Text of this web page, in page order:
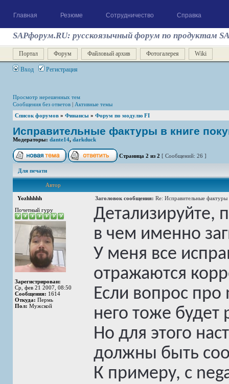
Главная Резюме Сотрудничество Справка
SAPфорум.RU: русскоязычный форум по продуктам
Портал Форум Файловый архив Фотогалерея Wiki
Вход Регистрация
Просмотр нерешенных тем
Сообщения без ответов | Активные темы
Список форумов » Финансы » Форум по модулю FI
Исправительные фактуры в книге
Модераторы: dante14, darkduck
Страница 2 из 2 [ Сообщений: 26 ]
Для печати
Автор
Yozhhhhh Заголовок сообщения: Re: Исправительные
Почетный гуру
Зарегистрирован:
Ср, фев 21 2007, 08:50
Сообщения: 1614
Откуда: Пермь
Пол: Мужской
Детализируйте,
в чем именно
У меня все
отражаются
Если вопрос про
него тоже будет
Но для этого
должны быть
К примеру, с